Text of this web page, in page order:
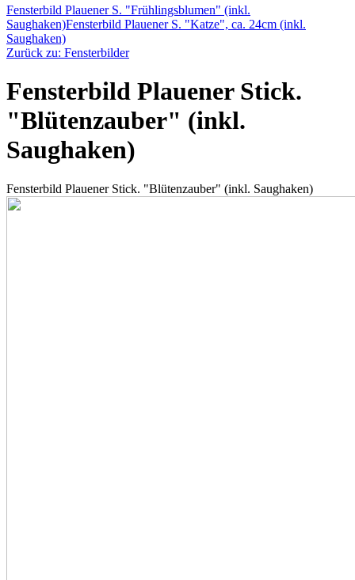
Fensterbild Plauener S. "Frühlingsblumen" (inkl.
Saughaken)Fensterbild Plauener S. "Katze", ca. 24cm (inkl.
Saughaken)
Zurück zu: Fensterbilder
Fensterbild Plauener Stick.
"Blütenzauber" (inkl.
Saughaken)
Fensterbild Plauener Stick. "Blütenzauber" (inkl. Saughaken)